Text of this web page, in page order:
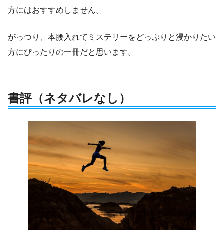
方にはおすすめしません。
がっつり、本腰入れてミステリーをどっぷりと浸かりたい
方にぴったりの一冊だと思います。
書評（ネタバレなし）